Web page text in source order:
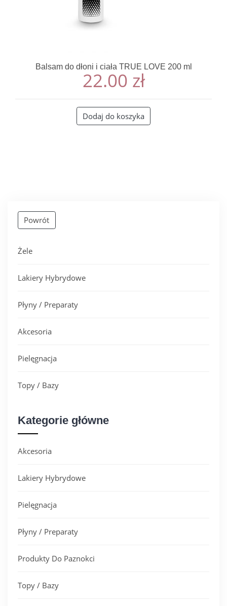
Powrót
Żele
Lakiery Hybrydowe
Płyny / Preparaty
Akcesoria
Pielęgnacja
Topy / Bazy
Kategorie główne
Akcesoria
Lakiery Hybrydowe
Pielęgnacja
Płyny / Preparaty
Produkty Do Paznokci
Topy / Bazy
Balsam do dłoni i ciała TRUE LOVE 200 ml
22.00 zł
Dodaj do koszyka